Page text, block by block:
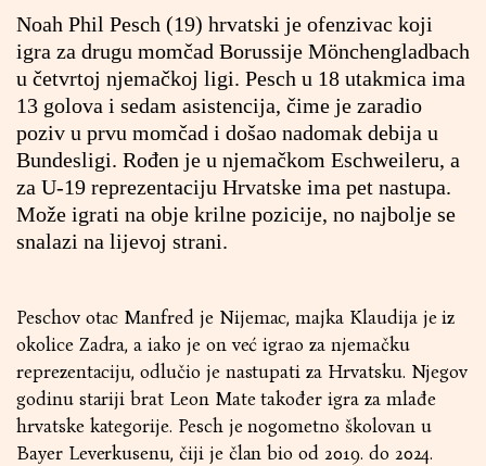
Noah Phil Pesch (19) hrvatski je ofenzivac koji
igra za drugu momčad Borussije Mönchengladbach
u četvrtoj njemačkoj ligi. Pesch u 18 utakmica ima
13 golova i sedam asistencija, čime je zaradio
poziv u prvu momčad i došao nadomak debija u
Bundesligi. Rođen je u njemačkom Eschweileru, a
za U-19 reprezentaciju Hrvatske ima pet nastupa.
Može igrati na obje krilne pozicije, no najbolje se
snalazi na lijevoj strani.
Peschov otac Manfred je Nijemac, majka Klaudija je iz
okolice Zadra, a iako je on već igrao za njemačku
reprezentaciju, odlučio je nastupati za Hrvatsku. Njegov
godinu stariji brat Leon Mate također igra za mlađe
hrvatske kategorije. Pesch je nogometno školovan u
Bayer Leverkusenu, čiji je član bio od 2019. do 2024.